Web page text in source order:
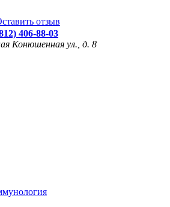
отзыв
406-88-03
Конюшенная ул., д. 8